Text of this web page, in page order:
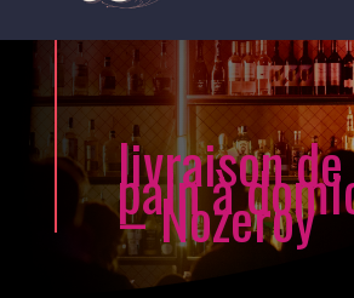
livraison de
pain à
– Nozeroy